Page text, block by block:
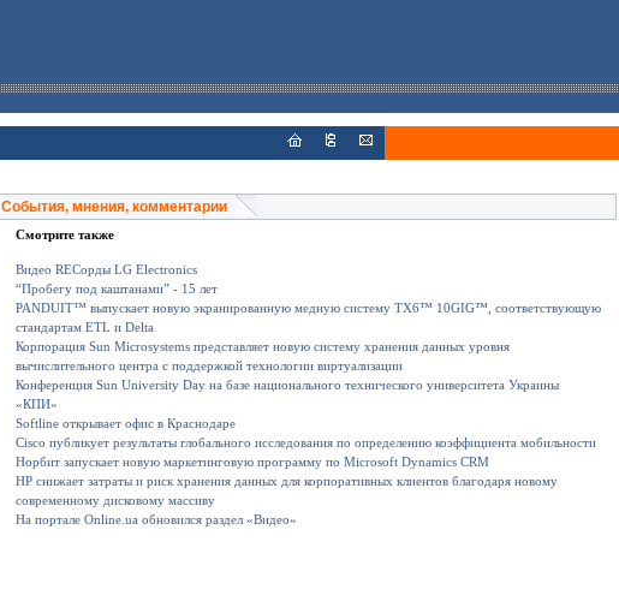
События, мнения, комментарии
Смотрите также
Видео RECорды LG Electronics
“Пробегу под каштанами” - 15 лет
PANDUIT™ выпускает новую экранированную медную систему TX6™ 10GIG™, соответствующую
стандартам ETL и Delta
Корпорация Sun Microsystems представляет новую систему хранения данных уровня
вычислительного центра с поддержкой технологии виртуализации
Конференция Sun University Day на базе национального технического университета Украины
«КПИ»
Softline открывает офис в Краснодаре
Cisco публикует результаты глобального исследования по определению коэффициента мобильности
Норбит запускает новую маркетинговую программу по Microsoft Dynamics СRM
HP снижает затраты и риск хранения данных для корпоративных клиентов благодаря новому
современному дисковому массиву
На портале Online.ua обновился раздел «Видео»